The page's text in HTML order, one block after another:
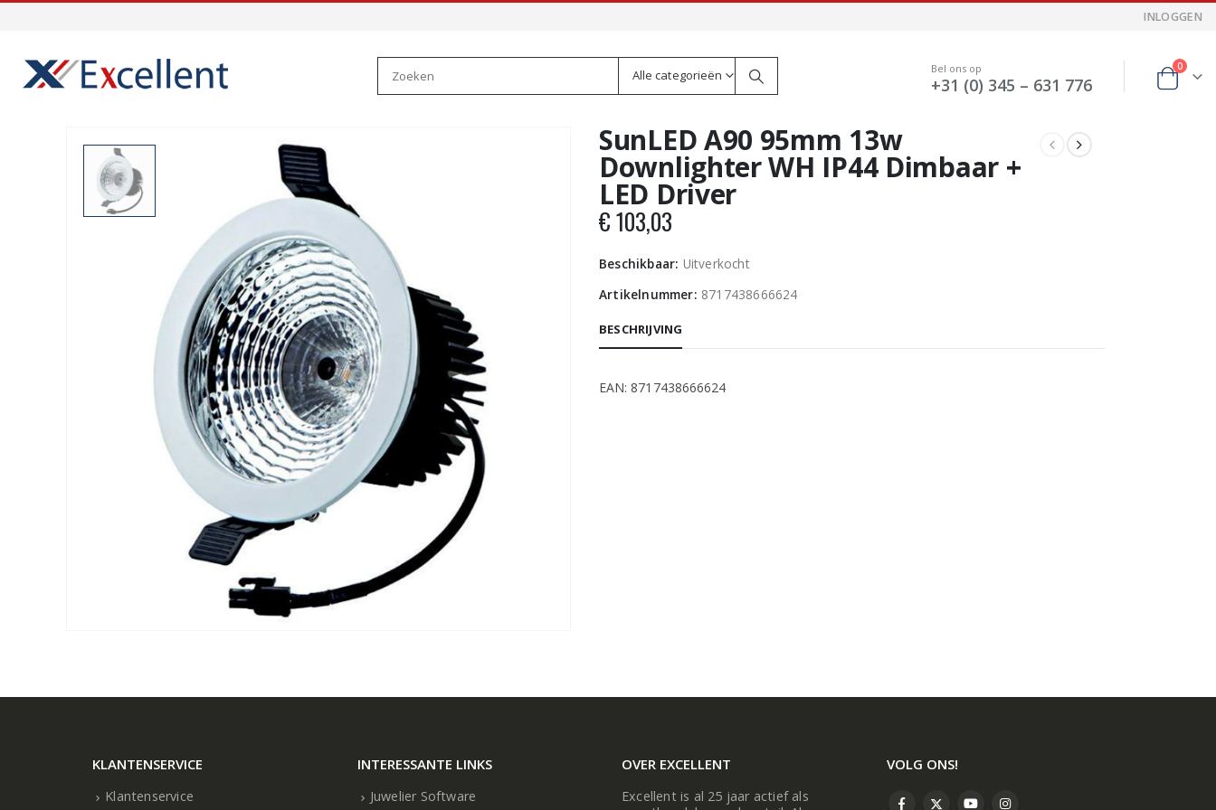
INLOGGEN
Alle categorieën Bel ons op
+31 (0) 345 – 631 776
0
SunLED A90 95mm 13w
Downlighter WH IP44 Dimbaar +
LED Driver
€103,03
Beschikbaar: Uitverkocht
Artikelnummer: 8717438666624
BESCHRIJVING
EAN: 8717438666624
KLANTENSERVICE
Klantenservice
INTERESSANTE LINKS
Juwelier Software
OVER EXCELLENT
Excellent is al 25 jaar actief als
VOLG ONS!